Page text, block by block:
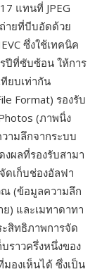
แทนที่ JPEG
ายที่บีบอัดด้วย
ซึ่งใช้เทคนิค
ปีที่ซับซ้อน ให้การ
ยบเท่ากัน
Format) รองรับ
(ภาพนิ่ง
ามลึกจากระบบ
งผลที่รองรับสามา
ดเก็บช่องอัลฟา
ณ (ข้อมูลความลึก
) และเมทาดาทา
สิทธิภาพการจัด
ราวครึ่งหนึ่งของ
องเห็นได้ ซึ่งเป็น